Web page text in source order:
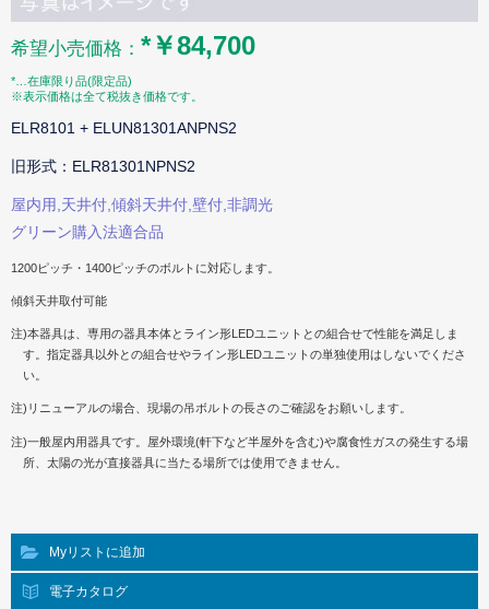
希望小売価格： *￥84,700
*…在庫限り品(限定品)
※表示価格は全て税抜き価格です。
ELR8101 + ELUN81301ANPNS2
旧形式：ELR81301NPNS2
屋内用,天井付,傾斜天井付,壁付,非調光
グリーン購入法適合品
1200ピッチ・1400ピッチのボルトに対応します。
傾斜天井取付可能
注)本器具は、専用の器具本体とライン形LEDユニットとの組合せで性能を満足しま
す。指定器具以外との組合せやライン形LEDユニットの単独使用はしないでくださ
い。
注)リニューアルの場合、現場の吊ボルトの長さのご確認をお願いします。
注)一般屋内用器具です。屋外環境(軒下など半屋外を含む)や腐食性ガスの発生する場
所、太陽の光が直接器具に当たる場所では使用できません。
Myリストに追加
電子カタログ